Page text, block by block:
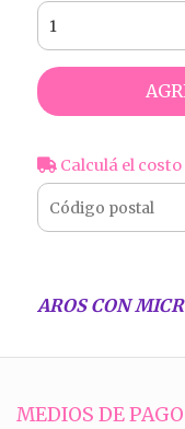
Calculá el costo
AROS CON
MEDIOS DE PAGO